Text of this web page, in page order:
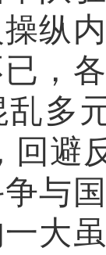
纵
，
多
回避
与
大